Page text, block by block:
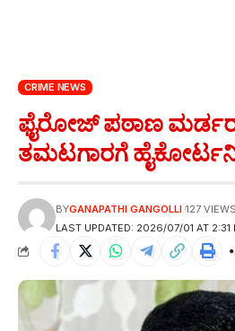
CRIME NEWS
ಫೈರೋಜ್ ಪಠಾಣ
ತಮಟಗಾರಗೆ
LAST UPDATED: 2026/07/01 AT 2:31
BYGANAPATHI GANGOLLI 127 VIEWS